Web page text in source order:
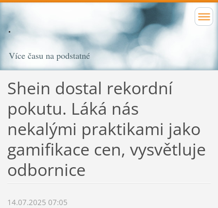
Více času na podstatné
Shein dostal rekordní
pokutu. Láká nás
nekalými praktikami jako
gamifikace cen, vysvětluje
odbornice
14.07.2025 07:05